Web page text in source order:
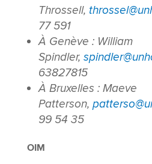
Throssell,
77 591
À Genève : William
Spindler,
63827815
À Bruxelles : Maeve
Patterson,
99 54 35
OIM